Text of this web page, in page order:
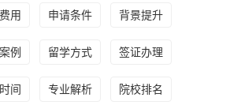
用 申请条件 背景提升
例 留学方式 签证办理
间 专业解析 院校排名